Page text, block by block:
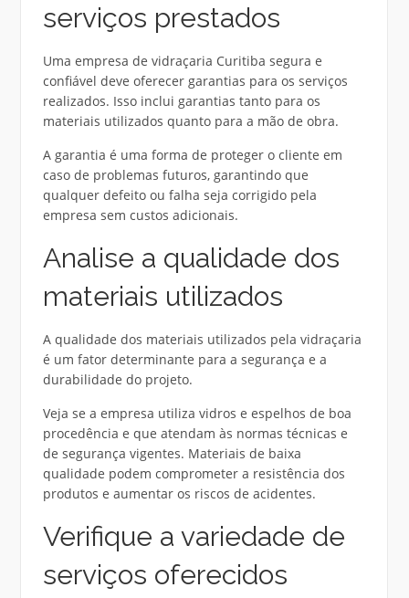
serviços prestados
Uma empresa de vidraçaria Curitiba segura e
confiável deve oferecer garantias para os serviços
realizados. Isso inclui garantias tanto para os
materiais utilizados quanto para a mão de obra.
A garantia é uma forma de proteger o cliente em
caso de problemas futuros, garantindo que
qualquer defeito ou falha seja corrigido pela
empresa sem custos adicionais.
Analise a qualidade dos
materiais utilizados
A qualidade dos materiais utilizados pela vidraçaria
é um fator determinante para a segurança e a
durabilidade do projeto.
Veja se a empresa utiliza vidros e espelhos de boa
procedência e que atendam às normas técnicas e
de segurança vigentes. Materiais de baixa
qualidade podem comprometer a resistência dos
produtos e aumentar os riscos de acidentes.
Verifique a variedade de
serviços oferecidos